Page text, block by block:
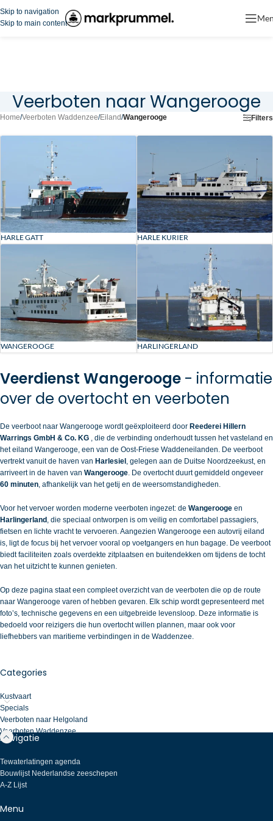
Skip to navigation
Skip to main content
Veerboten naar Wangerooge
Categories
Kustvaart
Specials
Veerboten naar Helgoland
Veerboten Waddenzee
Home/Veerboten Waddenzee/Eiland/Wangerooge Filters
HARLE GATT HARLE KURIER
WANGEROOGE HARLINGERLAND
Veerdienst Wangerooge - informatie
over de overtocht en veerboten
De veerboot naar Wangerooge wordt geëxploiteerd door Reederei Hillern
Warrings GmbH & Co. KG , die de verbinding onderhoudt tussen het vasteland en
het eiland Wangerooge, een van de Oost-Friese Waddeneilanden. De veerboot
vertrekt vanuit de haven van Harlesiel , gelegen aan de Duitse Noordzeekust, en
arriveert in de haven van Wangerooge. De overtocht duurt gemiddeld ongeveer
60 minuten, afhankelijk van het getij en de weersomstandigheden.
Voor het vervoer worden moderne veerboten ingezet: de Wangerooge en
Harlingerland , die speciaal ontworpen is om veilig en comfortabel passagiers,
fietsen en lichte vracht te vervoeren. Aangezien Wangerooge een autovrij eiland
is, ligt de focus bij het vervoer vooral op voetgangers en hun bagage. De veerboot
biedt faciliteiten zoals overdekte zitplaatsen en buitendekken om tijdens de tocht
van het uitzicht te kunnen genieten.
Op deze pagina staat een compleet overzicht van de veerboten die op de route
naar Wangerooge varen of hebben gevaren. Elk schip wordt gepresenteerd met
foto’s, technische gegevens en een uitgebreide levensloop. Deze informatie is
bedoeld voor reizigers die hun overtocht willen plannen, maar ook voor
liefhebbers van maritieme verbindingen in de Waddenzee.
Navigatie
Tewaterlatingen agenda
Bouwlijst Nederlandse zeeschepen
A-Z Lijst
Menu